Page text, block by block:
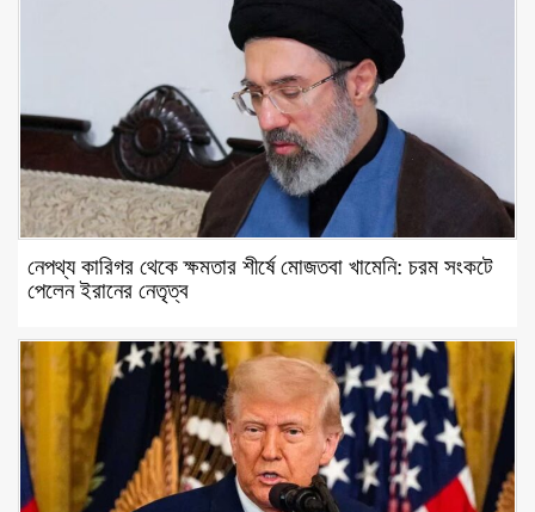
নেপথ্য কারিগর থেকে ক্ষমতার শীর্ষে মোজতবা খামেনি: চরম সংকটে
পেলেন ইরানের নেতৃত্ব